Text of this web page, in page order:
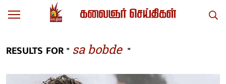
RESULTS FOR " sa bobde "